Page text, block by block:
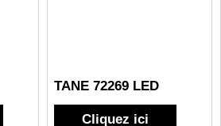
TANE 72269 LED
Cliquez ici